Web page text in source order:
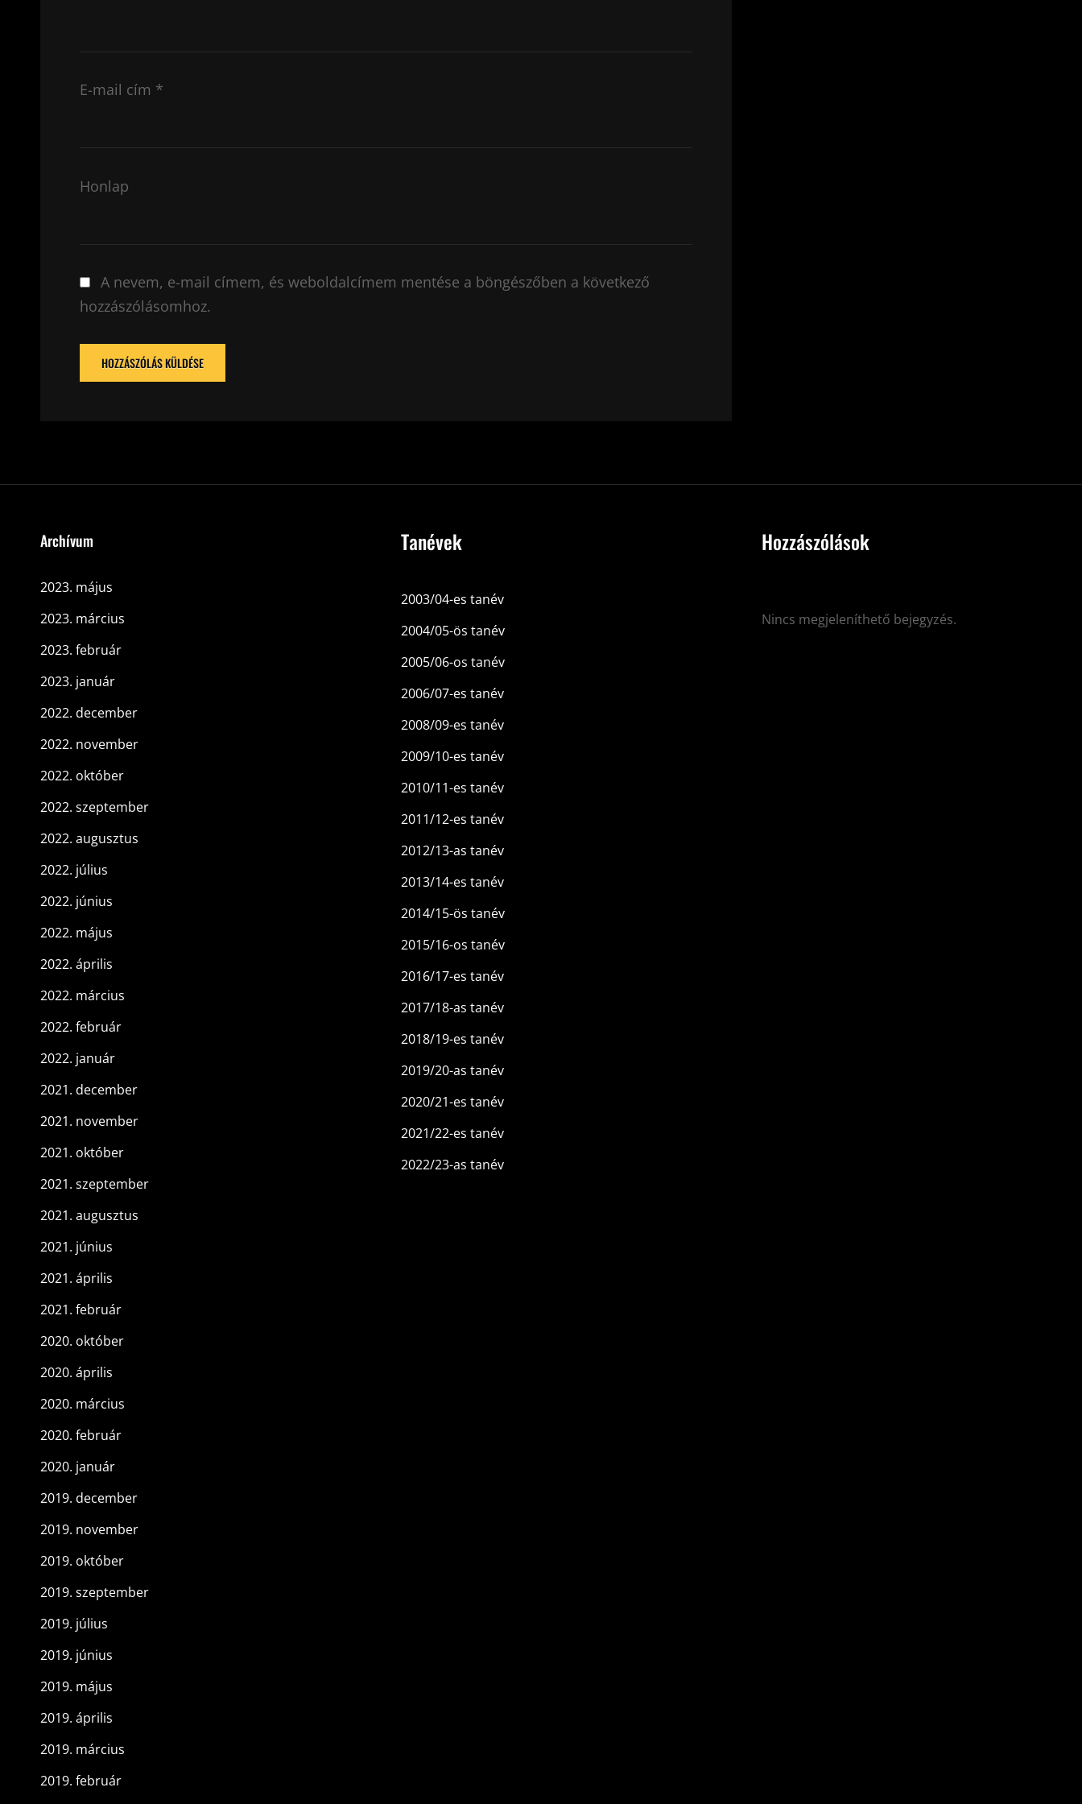
E-mail cím *
Honlap
A nevem, e-mail címem, és weboldalcímem mentése a böngészőben a következő
hozzászólásomhoz.
Archívum
2023. május
2023. március
2023. február
2023. január
2022. december
2022. november
2022. október
2022. szeptember
2022. augusztus
2022. július
2022. június
2022. május
2022. április
2022. március
2022. február
2022. január
2021. december
2021. november
2021. október
2021. szeptember
2021. augusztus
2021. június
2021. április
2021. február
2020. október
2020. április
2020. március
2020. február
2020. január
2019. december
2019. november
2019. október
2019. szeptember
2019. július
2019. június
2019. május
2019. április
2019. március
2019. február
Tanévek
2003/04-es tanév
2004/05-ös tanév
2005/06-os tanév
2006/07-es tanév
2008/09-es tanév
2009/10-es tanév
2010/11-es tanév
2011/12-es tanév
2012/13-as tanév
2013/14-es tanév
2014/15-ös tanév
2015/16-os tanév
2016/17-es tanév
2017/18-as tanév
2018/19-es tanév
2019/20-as tanév
2020/21-es tanév
2021/22-es tanév
2022/23-as tanév
Hozzászólások
Nincs megjeleníthető bejegyzés.